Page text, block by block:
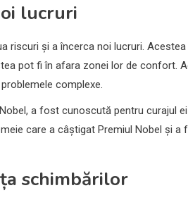
lucruri
riscuri și a încerca noi lucruri.
pot fi în afara zonei lor de confort.
complexe.
a fost cunoscută pentru curajul
care a câștigat Premiul Nobel și a
schimbărilor